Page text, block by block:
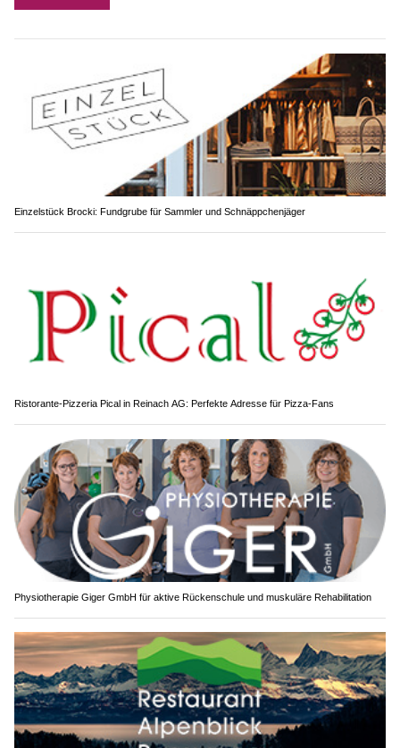
Einzelstück Brocki: Fundgrube für Sammler und Schnäppchenjäger
Ristorante-Pizzeria Pical in Reinach AG: Perfekte Adresse für Pizza-Fans
Physiotherapie Giger GmbH für aktive Rückenschule und muskuläre Rehabilitation